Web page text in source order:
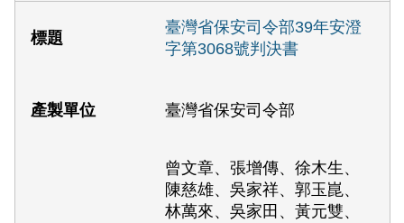
臺灣省保安司令部39年安澄
字第3068號判決書
臺灣省保安司令部
曾文章、張增傳、徐木生、
陳慈雄、吳家祥、郭玉崑、
林萬來、吳家田、黃元雙、